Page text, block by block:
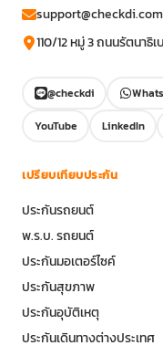
support@checkdi.com
110/12 หมู่ 3 ถนนรัตนาธิ
@checkdi
YouTube
LinkedIn
เปรียบเทียบประกัน
ประกันรถยนต์
พ.ร.บ. รถยนต์
ประกันมอเตอร์ไซค์
ประกันสุขภาพ
ประกันอุบัติเหตุ
ประกันเดินทางต่างประเทศ